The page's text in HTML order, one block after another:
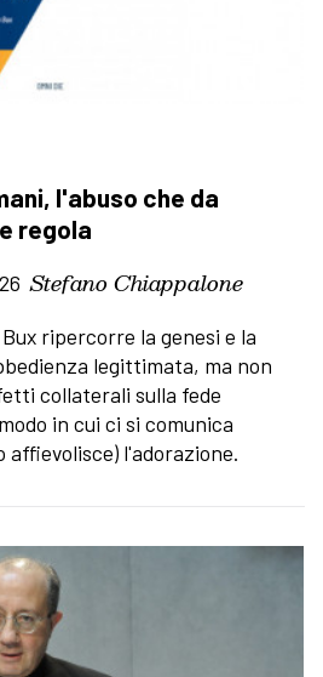
l'abuso che da
regola
Stefano Chiappalone
ripercorre la genesi e la
legittimata, ma non
collaterali sulla fede
in cui ci si comunica
l'adorazione.